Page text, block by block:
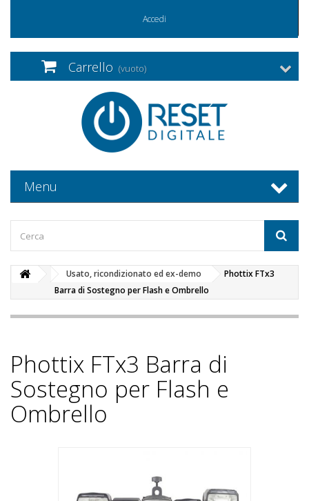
Accedi
Carrello (vuoto)
Menu
Usato, ricondizionato ed ex-demo
Phottix FTx3
Barra di Sostegno per Flash e Ombrello
Phottix FTx3 Barra di
Sostegno per Flash e
Ombrello